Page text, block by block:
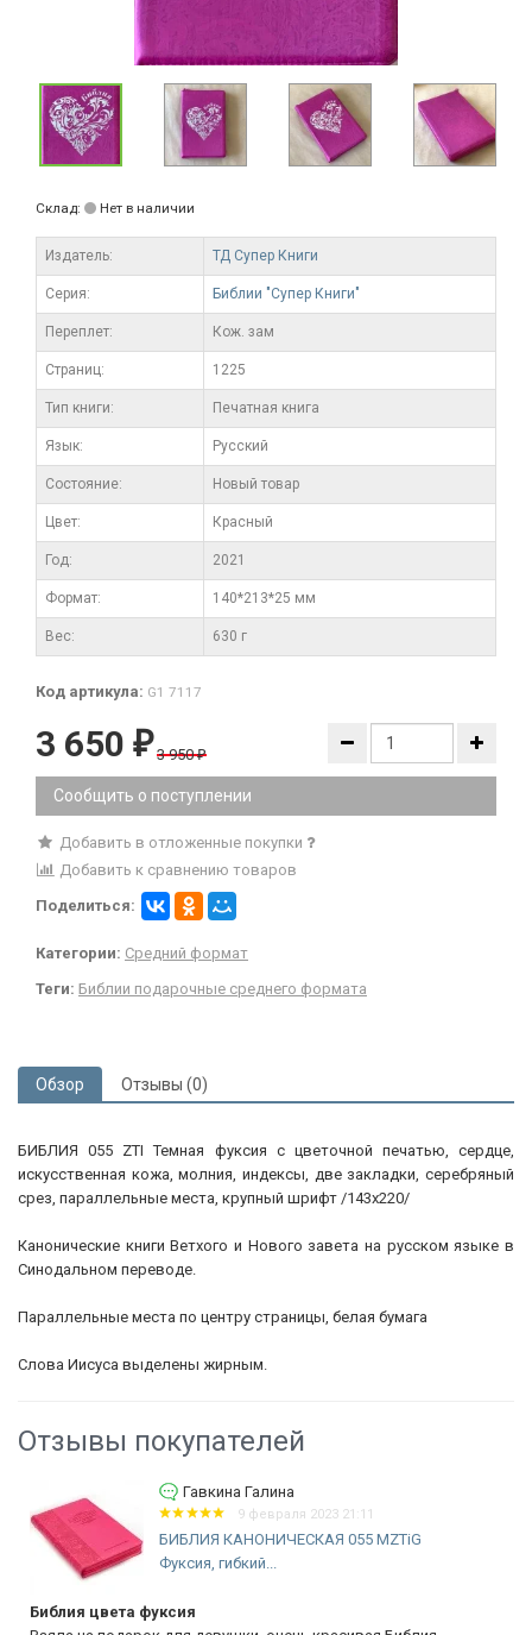
Склад: Нет в наличии
Издатель: ТД Супер Книги
Серия: Библии "Супер Книги"
Переплет: Кож. зам
Cтраниц: 1225
Тип книги: Печатная книга
Язык: Русский
Состояние: Новый товар
Цвет: Красный
Год: 2021
Формат: 140*213*25 мм
Вес: 630 г
Код артикула: G1 7117
3 650 ₽ 3 950₽
Сообщить о поступлении
Добавить в отложенные покупки
Добавить к сравнению товаров
Поделиться:
Категории: Средний формат
Теги: Библии подарочные среднего формата
Обзор Отзывы (0)
БИБЛИЯ 055 ZTI Темная фуксия с цветочной печатью, сердце,
искусственная кожа, молния, индексы, две закладки, серебряный
срез, параллельные места, крупный шрифт /143х220/
Канонические книги Ветхого и Нового завета на русском языке в
Синодальном переводе.
Параллельные места по центру страницы, белая бумага
Слова Иисуса выделены жирным.
Отзывы покупателей
Гавкина Галина
9 февраля 2023 21:11
БИБЛИЯ КАНОНИЧЕСКАЯ 055 MZTiG
Фуксия, гибкий...
Библия цвета фуксия